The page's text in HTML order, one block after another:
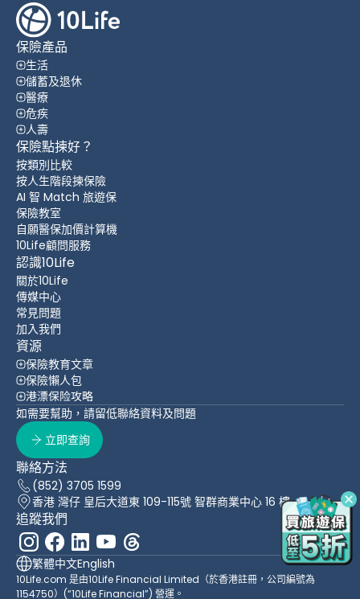
保險產品
生活
儲蓄及退休
醫療
危疾
人壽
保險點揀好？
按類別比較
按人生階段揀保險
AI 智 Match 旅遊保
保險教室
自願醫保加價計算機
10Life顧問服務
認識10Life
關於10Life
傳媒中心
常見問題
加入我們
資源
保險教育文章
保險懶人包
港漂保险攻略
如需要幫助，請留低聯絡資料及問題
立即查詢
聯絡方法
(852) 3705 1599
香港 灣仔 皇后大道東 109-115號 智群商業中心 16 樓
追蹤我們
繁體中文English
10Life.com 是由10Life Financial Limited（於香港註冊，公司編號為
1154750）(“10Life Financial”) 營運。